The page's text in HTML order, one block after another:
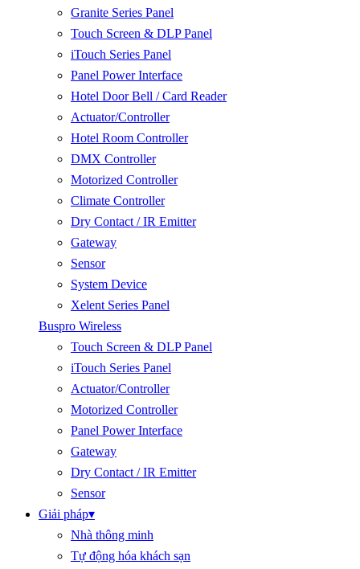
Granite Series Panel
Touch Screen & DLP Panel
iTouch Series Panel
Panel Power Interface
Hotel Door Bell / Card Reader
Actuator/Controller
Hotel Room Controller
DMX Controller
Motorized Controller
Climate Controller
Dry Contact / IR Emitter
Gateway
Sensor
System Device
Xelent Series Panel
Buspro Wireless
Touch Screen & DLP Panel
iTouch Series Panel
Actuator/Controller
Motorized Controller
Panel Power Interface
Gateway
Dry Contact / IR Emitter
Sensor
Giải pháp▾
Nhà thông minh
Tự động hóa khách sạn